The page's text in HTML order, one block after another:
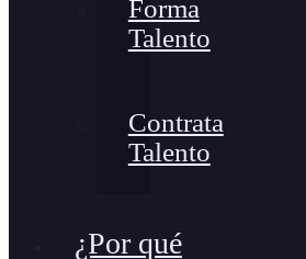
Forma
Talento
Contrata
Talento
¿Por qué